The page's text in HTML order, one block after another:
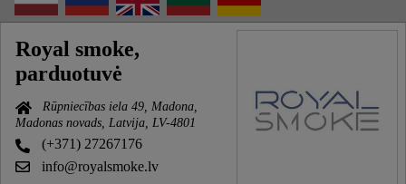
Royal smoke,
parduotuvė
Rūpniecības iela 49, Madona,
Madonas novads, Latvija, LV-4801
(+371) 27267176
info@royalsmoke.lv